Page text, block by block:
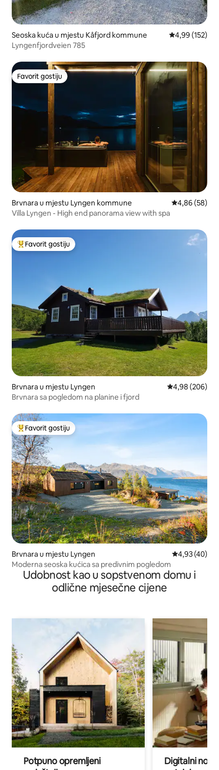
Seoska kuća u mjestu Kåfjord kommune prosječna
4,99 (152)
Lyngenfjordveien 785
Favorit gostiju
Favorit gostiju
Brvnara u mjestu Lyngen kommune prosječna
4,86 (58)
Villa Lyngen - High end panorama view with spa
Glavni favorit gostiju
Favorit gostiju
Brvnara u mjestu Lyngen prosječna
4,98 (206)
Brvnara sa pogledom na planine i fjord
Glavni favorit gostiju
Favorit gostiju
Brvnara u mjestu Lyngen prosječna
4,93 (40)
Moderna seoska kućica sa predivnim pogledom
Udobnost kao u sopstvenom domu i
odlične mjesečne cijene
Potpuno opremljeni
Digitalni